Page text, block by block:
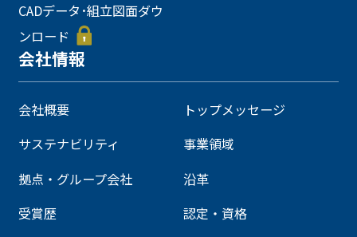
CADデータ･組立図面ダウ
ンロード
会社情報
会社概要
トップメッセージ
サステナビリティ
事業領域
拠点・グループ会社
沿革
受賞歴
認定・資格